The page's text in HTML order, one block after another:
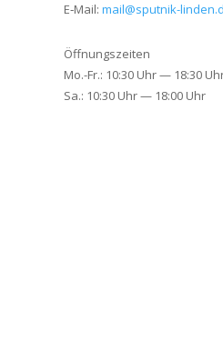
E‑Mail: mail@sputnik-
Öff­nungszeit­en
Mo.-Fr.: 10:30 Uhr — 18:30
Sa.: 10:30 Uhr — 18:00 Uhr